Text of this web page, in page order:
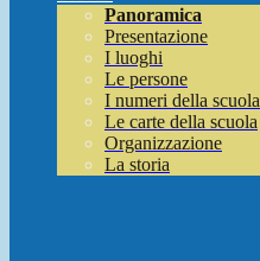
Panoramica
Presentazione
I luoghi
Le persone
I numeri della scuola
Le carte della scuola
Organizzazione
La storia